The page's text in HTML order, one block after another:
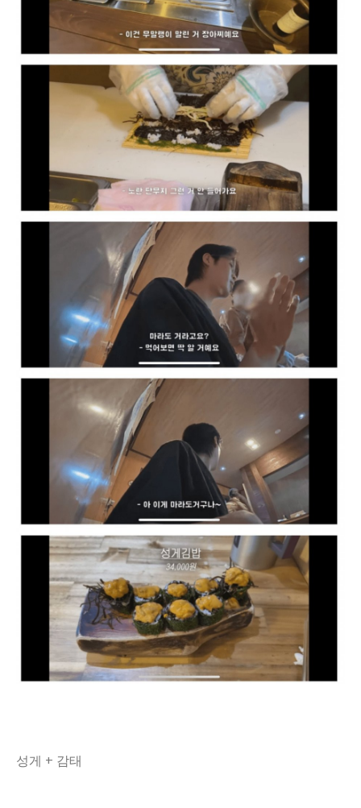
성게 + 감태